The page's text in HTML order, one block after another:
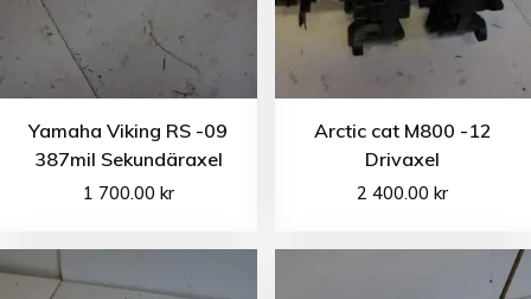
Yamaha Viking RS -09
387mil Sekundäraxel
1 700.00 kr
Arctic cat M800 -12
Drivaxel
2 400.00kr